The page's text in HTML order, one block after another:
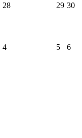
28 29 30
4 5 6